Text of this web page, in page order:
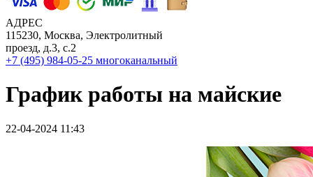
АДРЕС
115230, Москва, Электролитный
проезд, д.3, с.2
+7 (495) 984-05-25 многоканальный
График работы на майские
22-04-2024 11:43